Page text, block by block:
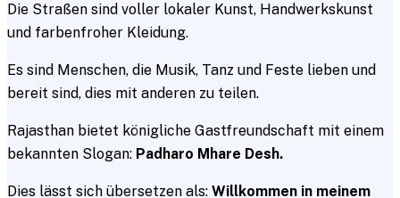
Die Straßen sind voller lokaler Kunst, Handwerkskunst
und farbenfroher Kleidung.
Es sind Menschen, die Musik, Tanz und Feste lieben und
bereit sind, dies mit anderen zu teilen.
Rajasthan bietet königliche Gastfreundschaft mit einem
bekannten Slogan: Padharo Mhare Desh.
Dies lässt sich übersetzen als: Willkommen in meinem